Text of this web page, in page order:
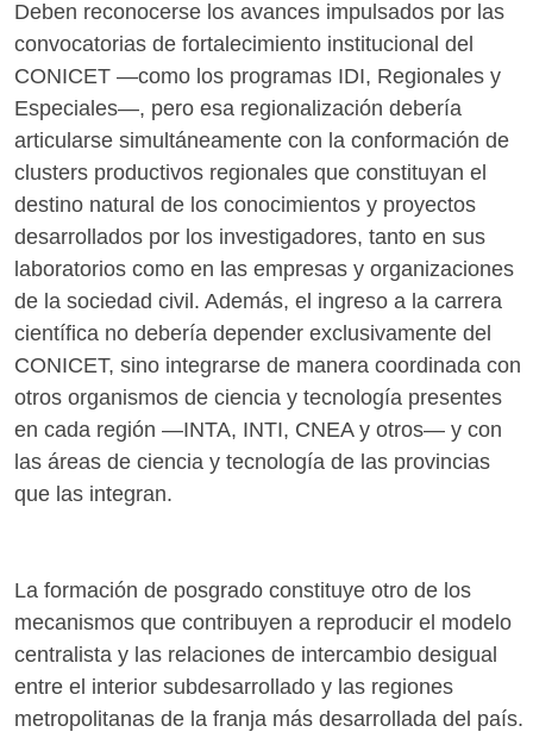
Deben reconocerse los avances impulsados por las
convocatorias de fortalecimiento institucional del
CONICET —como los programas IDI, Regionales y
Especiales—, pero esa regionalización debería
articularse simultáneamente con la conformación de
clusters productivos regionales que constituyan el
destino natural de los conocimientos y proyectos
desarrollados por los investigadores, tanto en sus
laboratorios como en las empresas y organizaciones
de la sociedad civil. Además, el ingreso a la carrera
científica no debería depender exclusivamente del
CONICET, sino integrarse de manera coordinada con
otros organismos de ciencia y tecnología presentes
en cada región —INTA, INTI, CNEA y otros— y con
las áreas de ciencia y tecnología de las provincias
que las integran.
La formación de posgrado constituye otro de los
mecanismos que contribuyen a reproducir el modelo
centralista y las relaciones de intercambio desigual
entre el interior subdesarrollado y las regiones
metropolitanas de la franja más desarrollada del país.